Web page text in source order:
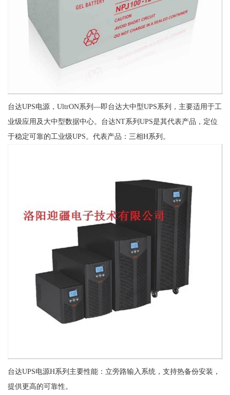
台达UPS电源，UltrON系列—即台达大中型UPS系列，主要适用于工
业级应用及大中型数据中心。台达NT系列UPS是其代表产品，定位
于稳定可靠的工业级UPS。代表产品：三相H系列。
台达UPS电源H系列主要性能：立旁路输入系统，支持热备份安装，
提供更高的可靠性。